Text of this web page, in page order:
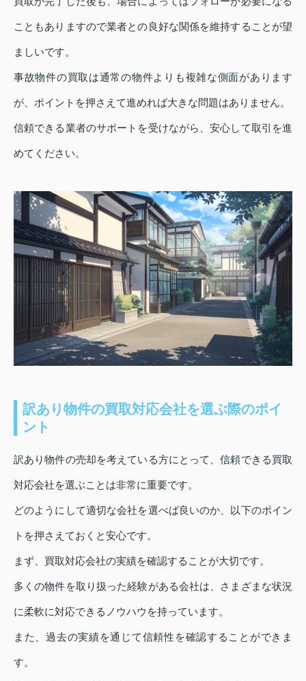
こともありますので業者との良好な関係を維持することが望
ましいです。
事故物件の買取は通常の物件よりも複雑な側面があります
が、ポイントを押さえて進めれば大きな問題はありません。
信頼できる業者のサポートを受けながら、安心して取引を進
めてください。
訳あり物件の買取対応会社を選ぶ際のポイ
ント
訳あり物件の売却を考えている方にとって、信頼できる買取
対応会社を選ぶことは非常に重要です。
どのようにして適切な会社を選べば良いのか、以下のポイン
トを押さえておくと安心です。
まず、買取対応会社の実績を確認することが大切です。
多くの物件を取り扱った経験がある会社は、さまざまな状況
に柔軟に対応できるノウハウを持っています。
また、過去の実績を通じて信頼性を確認することができま
す。